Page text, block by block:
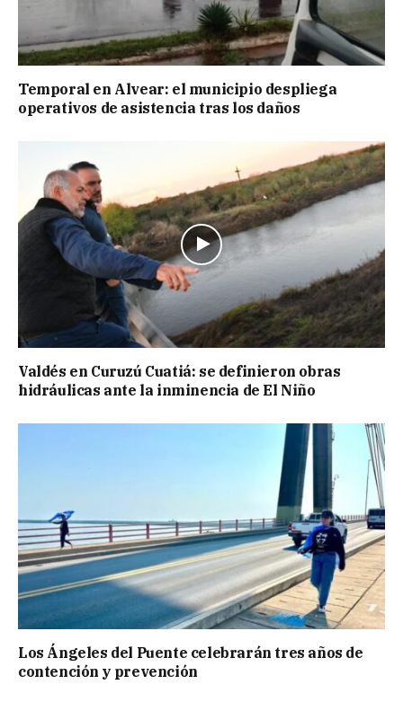
Temporal en Alvear: el municipio despliega
operativos de asistencia tras los daños
Valdés en Curuzú Cuatiá: se definieron obras
hidráulicas ante la inminencia de El Niño
Los Ángeles del Puente celebrarán tres años de
contención y prevención